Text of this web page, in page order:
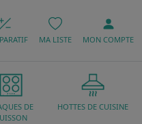
MA LISTE MON COMPTE
DE
HOTTES DE CUISINE